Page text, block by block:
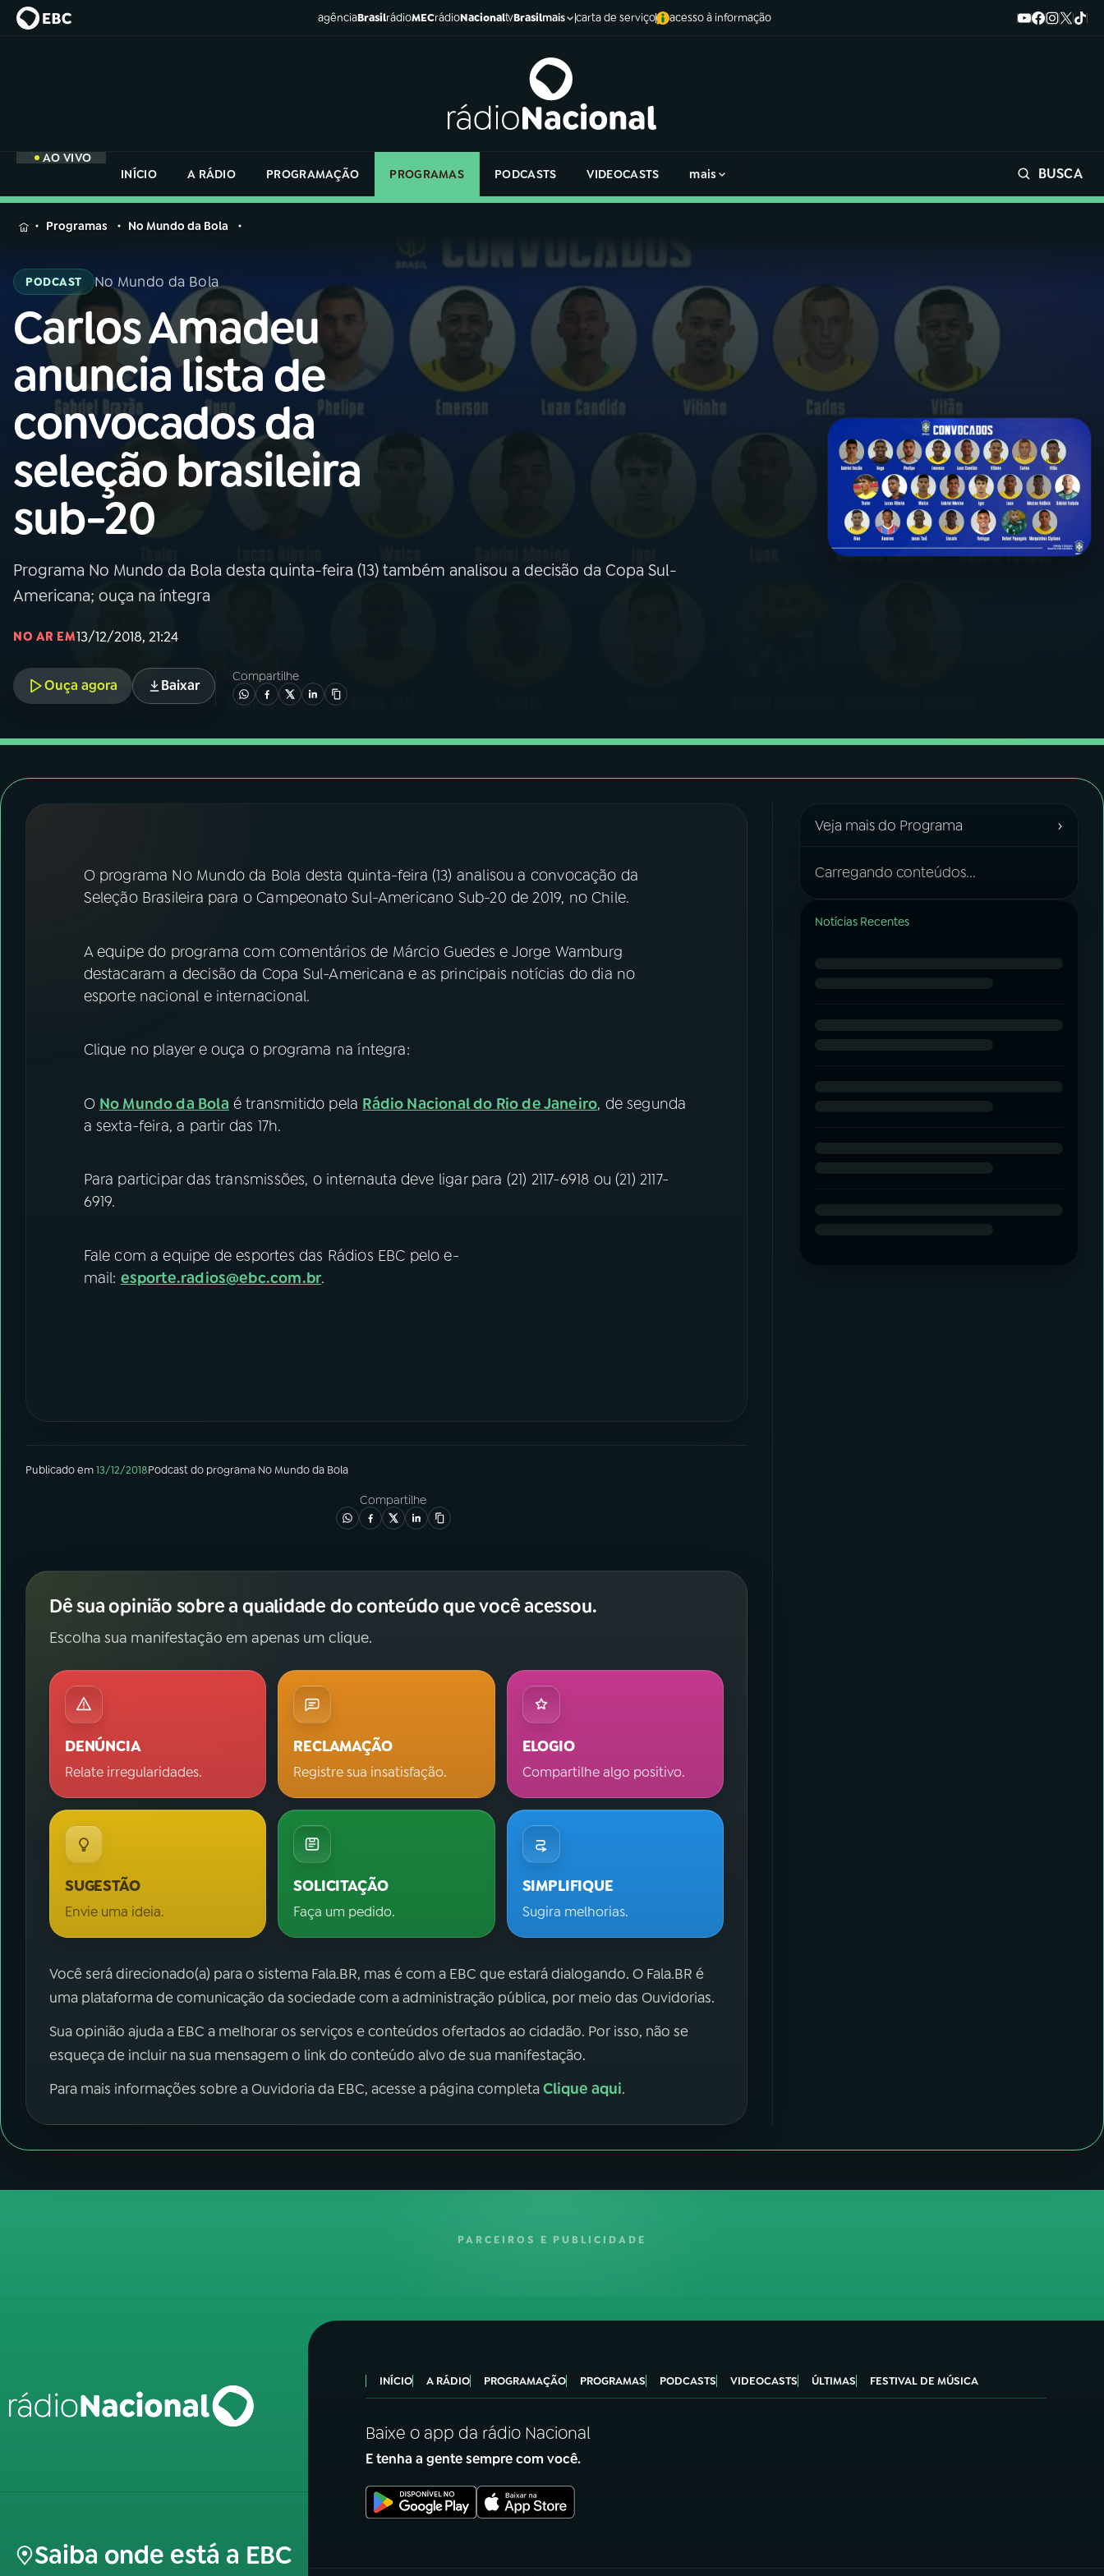
agênciaBrasilrádioMECrádioNacionaltvBrasilmais carta de serviço acesso à informação
AO VIVO
INÍCIO
A RÁDIO PROGRAMAÇÃO PROGRAMAS PODCASTS VIDEOCASTS mais BUSCA
MENU
Buscar
na
Rádio
Nacional
Buscar
AO VIVO
01INÍCIO
02 A RÁDIO
PROGRAMAÇÃO
04PROGRAMAS
05 PODCASTS
06VIDEOCASTS
07ÚLTIMAS
YouTube Facebook
na
Rádio
Nacional
Programas No Mundo da Bola
PODCAST No Mundo da Bola
Carlos Amadeu
anuncia lista de
convocados da
seleção brasileira
sub-20
Programa No Mundo da Bola desta quinta-feira (13) também analisou a decisão da Copa Sul-
Americana; ouça na íntegra
NO AR EM13/12/2018, 21:24
Ouça agora Baixar
Compartilhe
O programa No Mundo da Bola desta quinta-feira (13) analisou a convocação da
Seleção Brasileira para o Campeonato Sul-Americano Sub-20 de 2019, no Chile.
A equipe do programa com comentários de Márcio Guedes e Jorge Wamburg
destacaram a decisão da Copa Sul-Americana e as principais notícias do dia no
esporte nacional e internacional.
Clique no player e ouça o programa na íntegra:
O No Mundo da Bola é transmitido pela Rádio Nacional do Rio de Janeiro, de segunda
a sexta-feira, a partir das 17h.
Para participar das transmissões, o internauta deve ligar para (21) 2117-6918 ou (21) 2117-
6919.
Fale com a equipe de esportes das Rádios EBC pelo e-
mail: esporte.radios@ebc.com.br.
Publicado em13/12/2018Podcastdo programa No Mundo da Bola
Compartilhe
Dê sua opinião sobre a qualidade do conteúdo que você acessou.
Escolha sua manifestação em apenas um clique.
DENÚNCIA
Relate irregularidades.
RECLAMAÇÃO
Registre sua insatisfação.
ELOGIO
Compartilhe algo positivo.
SUGESTÃO
Envie uma ideia.
SOLICITAÇÃO
Faça um pedido.
SIMPLIFIQUE
Sugira melhorias.
Você será direcionado(a) para o sistema Fala.BR, mas é com a EBC que estará dialogando. O Fala.BR é
uma plataforma de comunicação da sociedade com a administração pública, por meio das Ouvidorias.
Sua opinião ajuda a EBC a melhorar os serviços e conteúdos ofertados ao cidadão. Por isso, não se
esqueça de incluir na sua mensagem o link do conteúdo alvo de sua manifestação.
Para mais informações sobre a Ouvidoria da EBC, acesse a página completaClique aqui.
Veja mais do Programa ›
Carregando conteúdos...
Notícias Recentes
PARCEIROS E PUBLICIDADE
Saiba onde está a EBC
INÍCIO A RÁDIO PROGRAMAÇÃO PROGRAMAS PODCASTS VIDEOCASTS ÚLTIMAS FESTIVAL DE MÚSICA
Baixe o app da rádio Nacional
E tenha a gente sempre com você.